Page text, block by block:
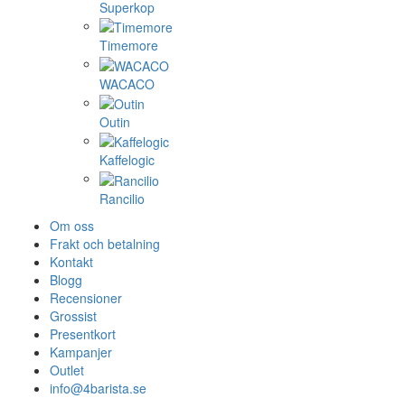
Superkop
Timemore
WACACO
Outin
Kaffelogic
Rancilio
Om oss
Frakt och betalning
Kontakt
Blogg
Recensioner
Grossist
Presentkort
Kampanjer
Outlet
info@4barista.se